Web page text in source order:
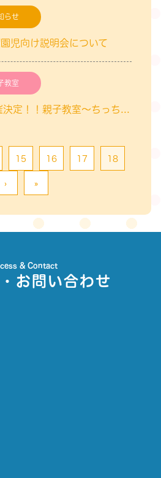
らせ
児向け説明会について
教室
2月12日（木）開催決定！！親子教室～ちっちゃい子Club～「親子遊び」のご案内
15 16 17 18
› »
& Contact
お問い合わせ